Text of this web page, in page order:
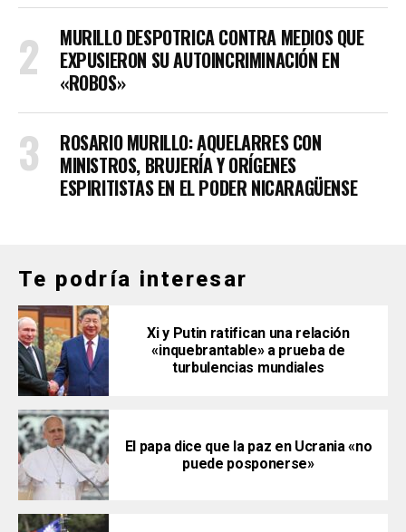
MURILLO DESPOTRICA CONTRA MEDIOS QUE
EXPUSIERON SU AUTOINCRIMINACIÓN EN
«ROBOS»
ROSARIO MURILLO: AQUELARRES CON
MINISTROS, BRUJERÍA Y ORÍGENES
ESPIRITISTAS EN EL PODER NICARAGÜENSE
Te podría interesar
Xi y Putin ratifican una relación
«inquebrantable» a prueba de
turbulencias mundiales
El papa dice que la paz en Ucrania «no
puede posponerse»